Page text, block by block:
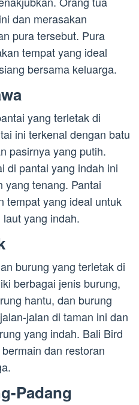
dan merasakan
pura tersebut. Pura
tempat yang ideal
bersama keluarga.
yang terletak di
ini terkenal dengan batu
pasirnya yang putih.
di pantai yang indah ini
yang tenang. Pantai
tempat yang ideal untuk
yang indah.
burung yang terletak di
berbagai jenis burung,
hantu, dan burung
jalan di taman ini dan
yang indah. Bali Bird
dan restoran
Padang